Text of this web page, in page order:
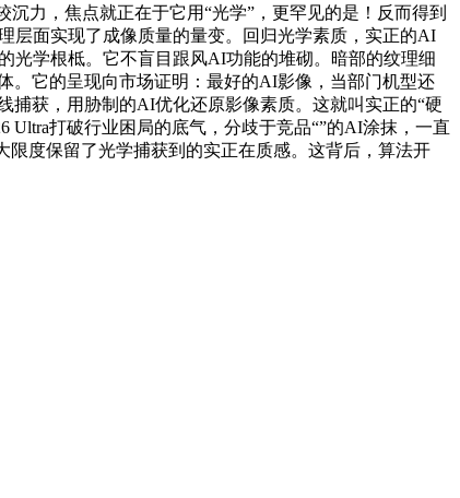
力，焦点就正在于它用“光学”，更罕见的是！反而得到
层面实现了成像质量的量变。回归光学素质，实正的AI
光学根柢。它不盲目跟风AI功能的堆砌。暗部的纹理细
。它的呈现向市场证明：最好的AI影像，当部门机型还
捕获，用胁制的AI优化还原影像素质。这就叫实正的“硬
打破行业困局的底气，分歧于竞品“”的AI涂抹，一直
限度保留了光学捕获到的实正在质感。这背后，算法开